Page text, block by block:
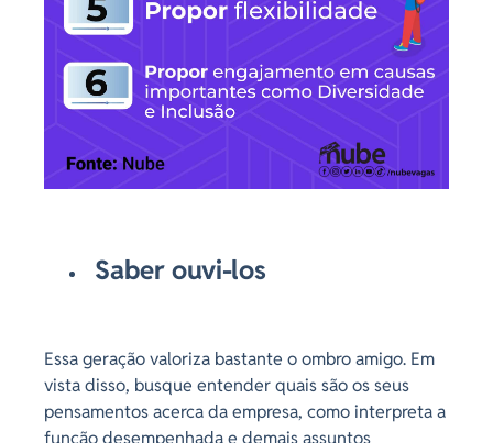
Saber ouvi-los
Essa geração valoriza bastante o ombro amigo. Em
vista disso, busque entender quais são os seus
pensamentos acerca da empresa, como interpreta a
função desempenhada e demais assuntos